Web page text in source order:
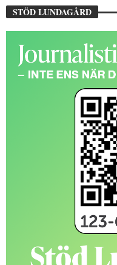
STÖD LUNDAGÅRD